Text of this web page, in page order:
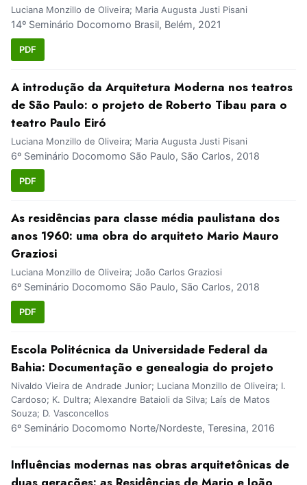
Luciana Monzillo de Oliveira; Maria Augusta Justi Pisani
14º Seminário Docomomo Brasil, Belém, 2021
PDF
A introdução da Arquitetura Moderna nos teatros
de São Paulo: o projeto de Roberto Tibau para o
teatro Paulo Eiró
Luciana Monzillo de Oliveira; Maria Augusta Justi Pisani
6º Seminário Docomomo São Paulo, São Carlos, 2018
PDF
As residências para classe média paulistana dos
anos 1960: uma obra do arquiteto Mario Mauro
Graziosi
Luciana Monzillo de Oliveira; João Carlos Graziosi
6º Seminário Docomomo São Paulo, São Carlos, 2018
PDF
Escola Politécnica da Universidade Federal da
Bahia: Documentação e genealogia do projeto
Nivaldo Vieira de Andrade Junior; Luciana Monzillo de Oliveira; I.
Cardoso; K. Dultra; Alexandre Bataioli da Silva; Laís de Matos
Souza; D. Vasconcellos
6º Seminário Docomomo Norte/Nordeste, Teresina, 2016
Influências modernas nas obras arquitetônicas de